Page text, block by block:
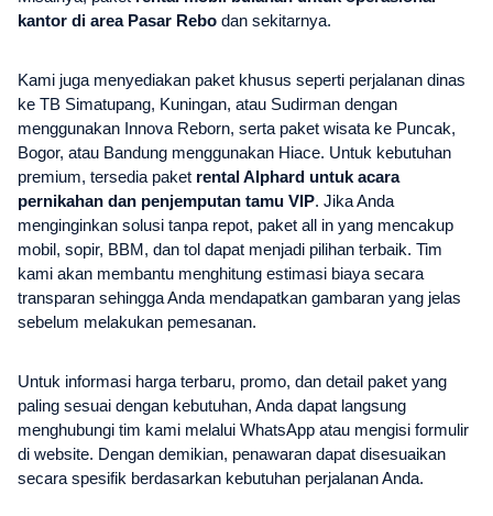
kantor di area Pasar Rebo dan sekitarnya.
Kami juga menyediakan paket khusus seperti perjalanan dinas
ke TB Simatupang, Kuningan, atau Sudirman dengan
menggunakan Innova Reborn, serta paket wisata ke Puncak,
Bogor, atau Bandung menggunakan Hiace. Untuk kebutuhan
premium, tersedia paket rental Alphard untuk acara
pernikahan dan penjemputan tamu VIP. Jika Anda
menginginkan solusi tanpa repot, paket all in yang mencakup
mobil, sopir, BBM, dan tol dapat menjadi pilihan terbaik. Tim
kami akan membantu menghitung estimasi biaya secara
transparan sehingga Anda mendapatkan gambaran yang jelas
sebelum melakukan pemesanan.
Untuk informasi harga terbaru, promo, dan detail paket yang
paling sesuai dengan kebutuhan, Anda dapat langsung
menghubungi tim kami melalui WhatsApp atau mengisi formulir
di website. Dengan demikian, penawaran dapat disesuaikan
secara spesifik berdasarkan kebutuhan perjalanan Anda.